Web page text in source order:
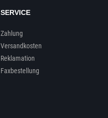
SERVICE
Zahlung
Versandkosten
Reklamation
Faxbestellung